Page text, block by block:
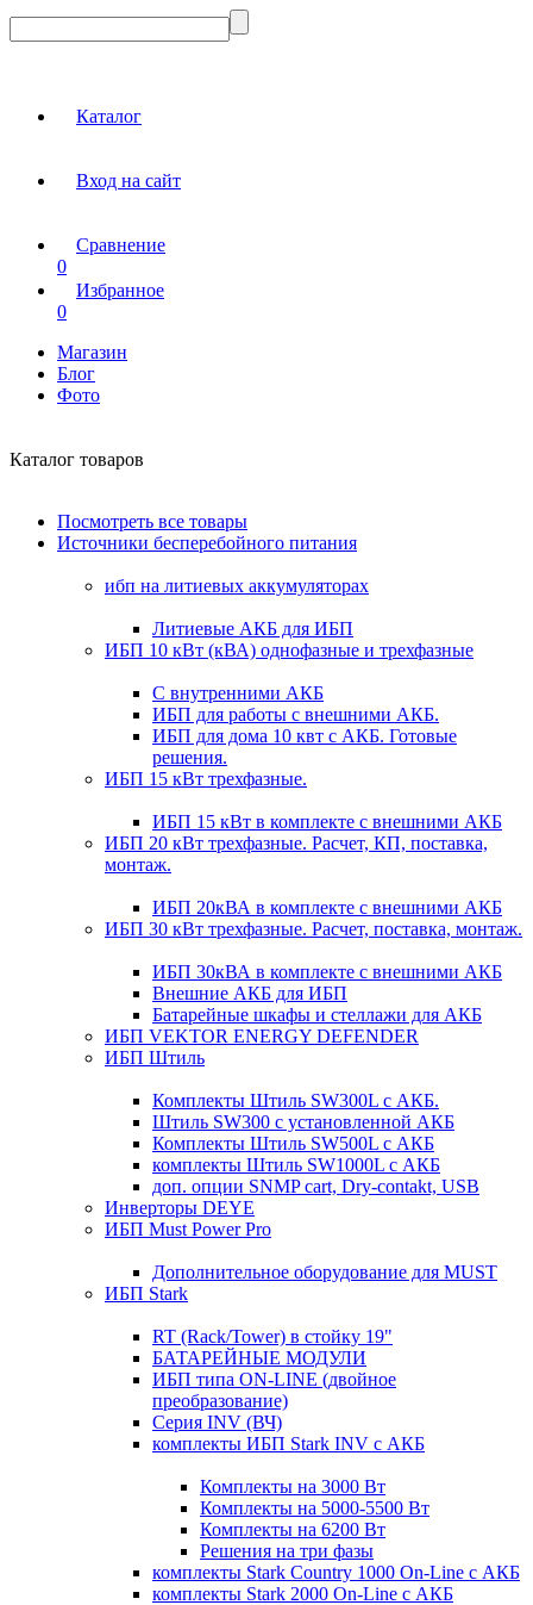
Каталог
Вход на сайт
Сравнение
0
Избранное
0
Магазин
Блог
Фото
Каталог товаров
Посмотреть все товары
Источники бесперебойного питания
ибп на литиевых аккумуляторах
Литиевые АКБ для ИБП
ИБП 10 кВт (кВА) однофазные и трехфазные
С внутренними АКБ
ИБП для работы с внешними АКБ.
ИБП для дома 10 квт с АКБ. Готовые
решения.
ИБП 15 кВт трехфазные.
ИБП 15 кВт в комплекте с внешними АКБ
ИБП 20 кВт трехфазные. Расчет, КП, поставка,
монтаж.
ИБП 20кВА в комплекте с внешними АКБ
ИБП 30 кВт трехфазные. Расчет, поставка, монтаж.
ИБП 30кВА в комплекте с внешними АКБ
Внешние АКБ для ИБП
Батарейные шкафы и стеллажи для АКБ
ИБП VEKTOR ENERGY DEFENDER
ИБП Штиль
Комплекты Штиль SW300L с АКБ.
Штиль SW300 с установленной АКБ
Комплекты Штиль SW500L с АКБ
комплекты Штиль SW1000L с АКБ
доп. опции SNMP cart, Dry-contakt, USB
Инверторы DEYE
ИБП Must Power Pro
Дополнительное оборудование для MUST
ИБП Stark
RT (Rack/Tower) в стойку 19"
БАТАРЕЙНЫЕ МОДУЛИ
ИБП типа ON-LINE (двойное
преобразование)
Серия INV (ВЧ)
комплекты ИБП Stark INV с АКБ
Комплекты на 3000 Вт
Комплекты на 5000-5500 Вт
Комплекты на 6200 Вт
Решения на три фазы
комплекты Stark Country 1000 On-Line с АКБ
комплекты Stark 2000 On-Line с АКБ